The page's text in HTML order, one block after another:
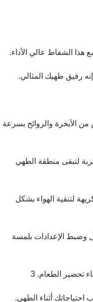
هذا الشفاط عالي الأداء.
رفيق طهيك المثالي.
ساعة): تخلص من الأبخرة والروائح بسرعة
لتبقى منطقة الطهي
لتنقية الهواء بشكل
وضبط الإعدادات بلمسة
تحضير الطعام. 3
أثناء الطهي.